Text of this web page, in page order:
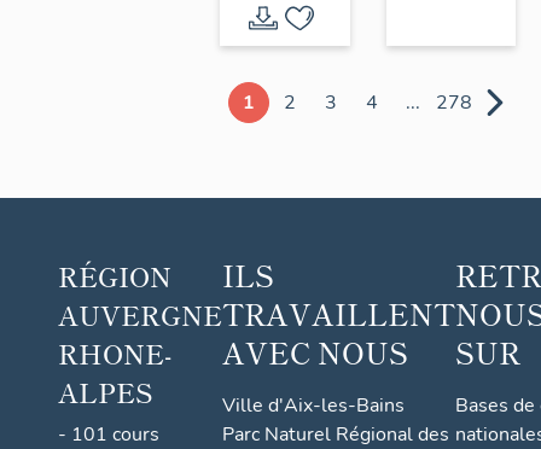
1 2 3 4 ... 278
RÉGION
AUVERGNE
RHONE-
ALPES
- 101 cours
ILS
TRAVAILLENT
AVEC NOUS
Ville d'Aix-les-Bains
Parc Naturel Régional des
SUR
Bases